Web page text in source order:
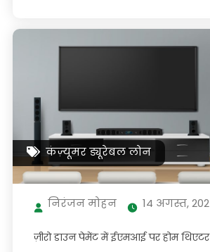
कंज़्यूमर ड्यूरेबल लोन
निरंजन मोहन 14 अगस्त,
ज़ीरो डाउन पेमेंट में ईएमआई पर होम